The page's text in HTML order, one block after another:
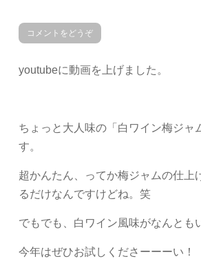
コメントをどうぞ
youtubeに動画を上げました。
ちょっと大人味の「白ワイン梅ジャ
す。
超かんたん、ってか梅ジャムの仕上
るだけなんですけどね。笑
でもでも、白ワイン風味がなんとも
今年はぜひお試しくださーーーい！